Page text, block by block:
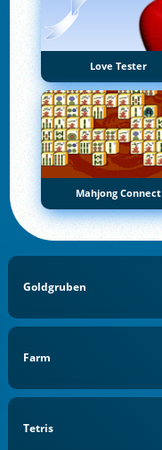
Love Tester
Mahjong Connect
Goldgruben
Farm
Tetris